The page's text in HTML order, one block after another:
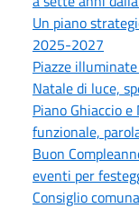
Un piano
2025-2027
Piazze
Natale di luce,
Piano Ghiaccio
funzionale,
Buon
eventi per
Consiglio